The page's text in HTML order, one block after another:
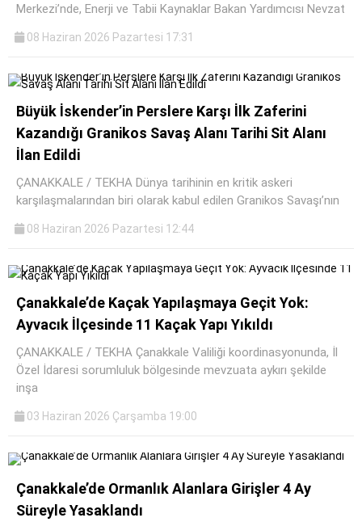
Merkezi’nde, Enerji ve Tabii Kaynaklar Bakan Yardımcısı Nevzat
08 Haziran 2026 Pazartesi 17:31
Büyük İskender’in Perslere Karşı İlk Zaferini
Kazandığı Granikos Savaş Alanı Tarihi Sit Alanı
İlan Edildi
ÇANAKKALE / TEKHA Dünya tarihinin en kritik askeri
karşılaşmalarından biri olarak kabul edilen Granikos Savaşı’nın
08 Haziran 2026 Pazartesi 12:44
Çanakkale’de Kaçak Yapılaşmaya Geçit Yok:
Ayvacık İlçesinde 11 Kaçak Yapı Yıkıldı
ÇANAKKALE / TEKHA Çanakkale Valiliği koordinasyonunda, İl
Özel İdaresi sorumluluk bölgesinde mevzuata aykırı şekilde
inşa
03 Haziran 2026 Çarşamba 19:00
Çanakkale’de Ormanlık Alanlara Girişler 4 Ay
Süreyle Yasaklandı